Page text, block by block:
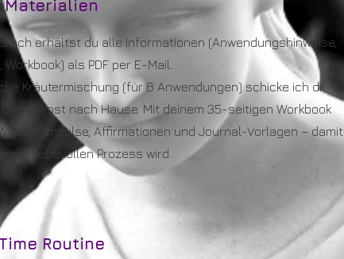
erhältst du alle Informationen (Anwendungshinweise,
als PDF per E-Mail.
Kräutermischung (für 6 Anwendungen) schicke ich dir
per Post nach Hause. Mit deinem 35-seitigen Workbook
Impulse, Affirmationen und Journal-Vorlagen – damit
liebevollen Prozess wird.
Materialien
Routine